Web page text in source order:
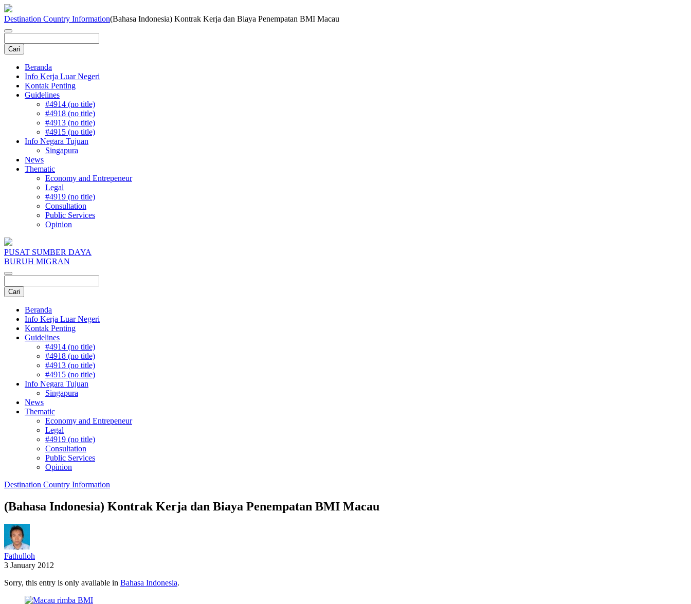
Destination Country Information(Bahasa Indonesia) Kontrak Kerja dan Biaya Penempatan BMI Macau
Beranda
Info Kerja Luar Negeri
Kontak Penting
Guidelines
#4914 (no title)
#4918 (no title)
#4913 (no title)
#4915 (no title)
Info Negara Tujuan
Singapura
News
Thematic
Economy and Entrepeneur
Legal
#4919 (no title)
Consultation
Public Services
Opinion
PUSAT SUMBER DAYA
BURUH MIGRAN
Beranda
Info Kerja Luar Negeri
Kontak Penting
Guidelines
#4914 (no title)
#4918 (no title)
#4913 (no title)
#4915 (no title)
Info Negara Tujuan
Singapura
News
Thematic
Economy and Entrepeneur
Legal
#4919 (no title)
Consultation
Public Services
Opinion
Destination Country Information
(Bahasa Indonesia) Kontrak Kerja dan Biaya Penempatan BMI Macau
Fathulloh
3 January 2012
Sorry, this entry is only available in Bahasa Indonesia.